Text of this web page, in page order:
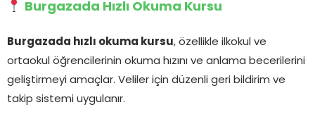
Burgazada Hızlı Okuma Kursu
Burgazada hızlı okuma kursu, özellikle ilkokul ve
ortaokul öğrencilerinin okuma hızını ve anlama becerilerini
geliştirmeyi amaçlar. Veliler için düzenli geri bildirim ve
takip sistemi uygulanır.